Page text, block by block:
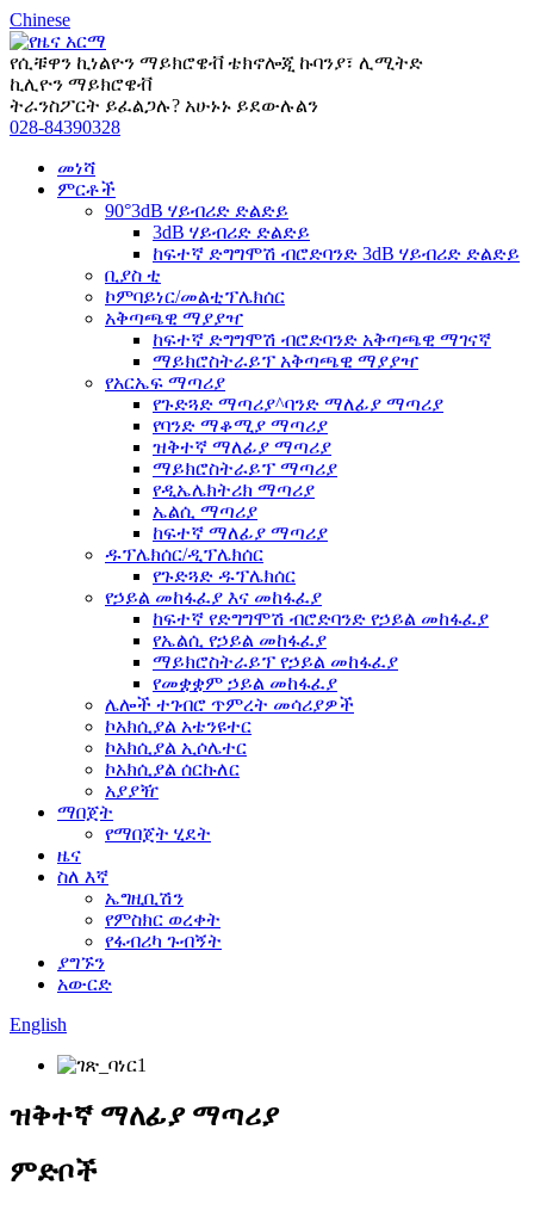
Chinese
የሲቹዋን ኪነልዮን ማይክሮዌቭ ቴክኖሎጂ ኩባንያ፣ ሊሚትድ
ኪሊዮን ማይክሮዌቭ
ትራንስፖርት ይፈልጋሉ? አሁኑኑ ይደውሉልን
028-84390328
መነሻ
ምርቶች
90°3dB ሃይብሪድ ድልድይ
3dB ሃይብሪድ ድልድይ
ከፍተኛ ድግግሞሽ ብሮድባንድ 3dB ሃይብሪድ ድልድይ
ቢያስ ቲ
ኮምባይነር/መልቲፕሌክሰር
አቅጣጫዊ ማያያዣ
ከፍተኛ ድግግሞሽ ብሮድባንድ አቅጣጫዊ ማገናኛ
ማይክሮስትራይፕ አቅጣጫዊ ማያያዣ
የአርኤፍ ማጣሪያ
የጉድጓድ ማጣሪያ^ባንድ ማለፊያ ማጣሪያ
የባንድ ማቆሚያ ማጣሪያ
ዝቅተኛ ማለፊያ ማጣሪያ
ማይክሮስትራይፕ ማጣሪያ
የዲኤሌክትሪክ ማጣሪያ
ኤልሲ ማጣሪያ
ከፍተኛ ማለፊያ ማጣሪያ
ዱፕሌክሰር/ዲፕሌክሰር
የጉድጓድ ዱፕሌክሰር
የኃይል መከፋፈያ እና መከፋፈያ
ከፍተኛ የድግግሞሽ ብሮድባንድ የኃይል መከፋፈያ
የኤልሲ የኃይል መከፋፈያ
ማይክሮስትራይፕ የኃይል መከፋፈያ
የመቋቋም ኃይል መከፋፈያ
ሌሎች ተገብሮ ጥምረት መሳሪያዎች
ኮአክሲያል አቴንዩተር
ኮአክሲያል ኢሶሌተር
ኮአክሲያል ሰርኩለር
አያያዥ
ማበጀት
የማበጀት ሂደት
ዜና
ስለ እኛ
ኤግዚቢሽን
የምስክር ወረቀት
የፋብሪካ ጉብኝት
ያግኙን
አውርድ
English
ዝቅተኛ ማለፊያ ማጣሪያ
ምድቦች